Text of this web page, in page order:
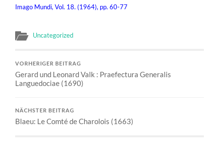
Imago Mundi, Vol. 18. (1964), pp. 60-77
Uncategorized
VORHERIGER BEITRAG
Gerard und Leonard Valk : Praefectura Generalis
Languedociae (1690)
NÄCHSTER BEITRAG
Blaeu: Le Comté de Charolois (1663)